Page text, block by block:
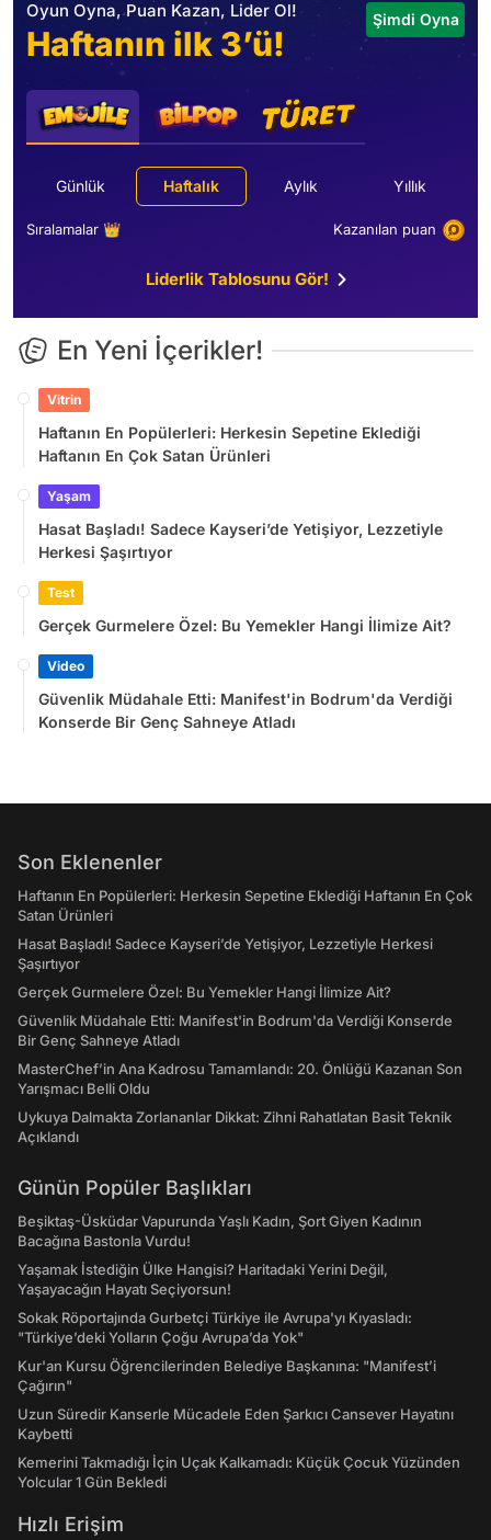
Oyun Oyna, Puan Kazan, Lider Ol!
Haftanın ilk 3’ü!
Şimdi Oyna
Günlük Haftalık Aylık Yıllık
Sıralamalar 👑 Kazanılan puan
Liderlik Tablosunu Gör!
En Yeni İçerikler!
Vitrin
Haftanın En Popülerleri: Herkesin Sepetine Eklediği
Haftanın En Çok Satan Ürünleri
Yaşam
Hasat Başladı! Sadece Kayseri’de Yetişiyor, Lezzetiyle
Herkesi Şaşırtıyor
Test
Gerçek Gurmelere Özel: Bu Yemekler Hangi İlimize Ait?
Video
Güvenlik Müdahale Etti: Manifest'in Bodrum'da Verdiği
Konserde Bir Genç Sahneye Atladı
Son Eklenenler
Haftanın En Popülerleri: Herkesin Sepetine Eklediği Haftanın En Çok
Satan Ürünleri
Hasat Başladı! Sadece Kayseri’de Yetişiyor, Lezzetiyle Herkesi
Şaşırtıyor
Gerçek Gurmelere Özel: Bu Yemekler Hangi İlimize Ait?
Güvenlik Müdahale Etti: Manifest'in Bodrum'da Verdiği Konserde
Bir Genç Sahneye Atladı
MasterChef’in Ana Kadrosu Tamamlandı: 20. Önlüğü Kazanan Son
Yarışmacı Belli Oldu
Uykuya Dalmakta Zorlananlar Dikkat: Zihni Rahatlatan Basit Teknik
Açıklandı
Günün Popüler Başlıkları
Beşiktaş-Üsküdar Vapurunda Yaşlı Kadın, Şort Giyen Kadının
Bacağına Bastonla Vurdu!
Yaşamak İstediğin Ülke Hangisi? Haritadaki Yerini Değil,
Yaşayacağın Hayatı Seçiyorsun!
Sokak Röportajında Gurbetçi Türkiye ile Avrupa'yı Kıyasladı:
"Türkiye’deki Yolların Çoğu Avrupa’da Yok"
Kur'an Kursu Öğrencilerinden Belediye Başkanına: "Manifest’i
Çağırın"
Uzun Süredir Kanserle Mücadele Eden Şarkıcı Cansever Hayatını
Kaybetti
Kemerini Takmadığı İçin Uçak Kalkamadı: Küçük Çocuk Yüzünden
Yolcular 1 Gün Bekledi
Hızlı Erişim